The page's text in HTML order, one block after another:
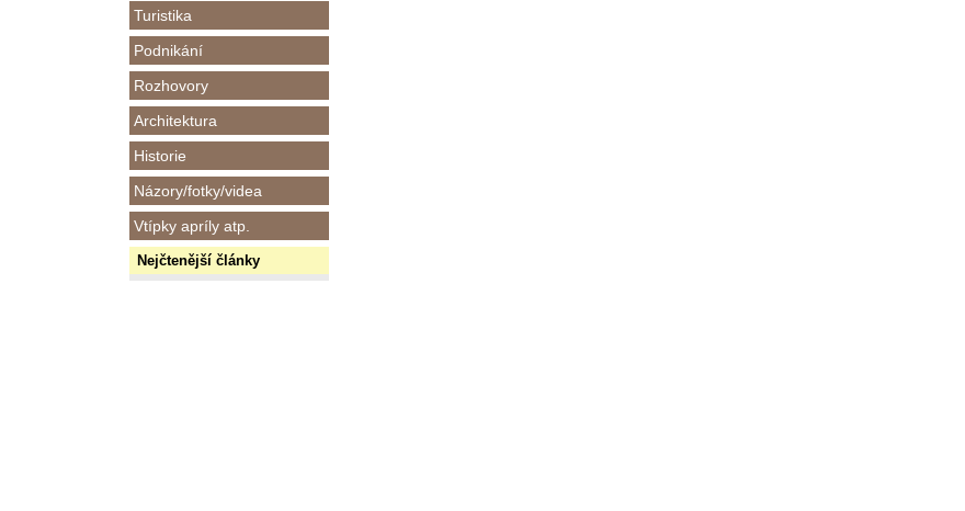
Turistika
Podnikání
Rozhovory
Architektura
Historie
Názory/fotky/videa
Vtípky apríly atp.
Nejčtenější články